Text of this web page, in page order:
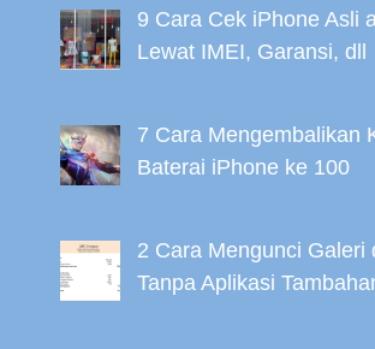
9 Cara Cek iPhone Asli
Lewat IMEI, Garansi, dll
7 Cara Mengembalikan
Baterai iPhone ke 100
2 Cara Mengunci Galeri
Tanpa Aplikasi